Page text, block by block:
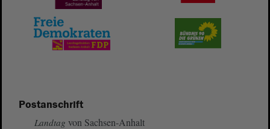
Postanschrift
Landtag von Sachsen-Anhalt